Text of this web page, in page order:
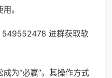
。
549552478 进群获取软
为“必赢”。其操作方式